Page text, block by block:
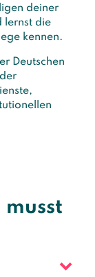
deiner
lernst die
kennen.
Deutschen